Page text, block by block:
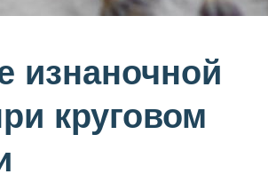
изнаночной
круговом